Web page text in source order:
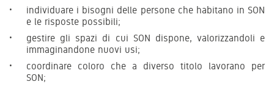
individuare i bisogni delle persone che habitano in SON
e le risposte possibili;
gestire gli spazi di cui SON dispone, valorizzandoli e
immaginandone nuovi usi;
coordinare coloro che a diverso titolo lavorano per
SON;